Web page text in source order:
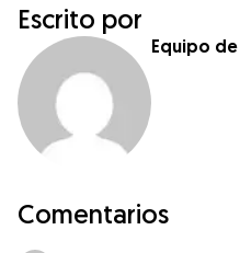
Escrito por
Equipo
Comentarios